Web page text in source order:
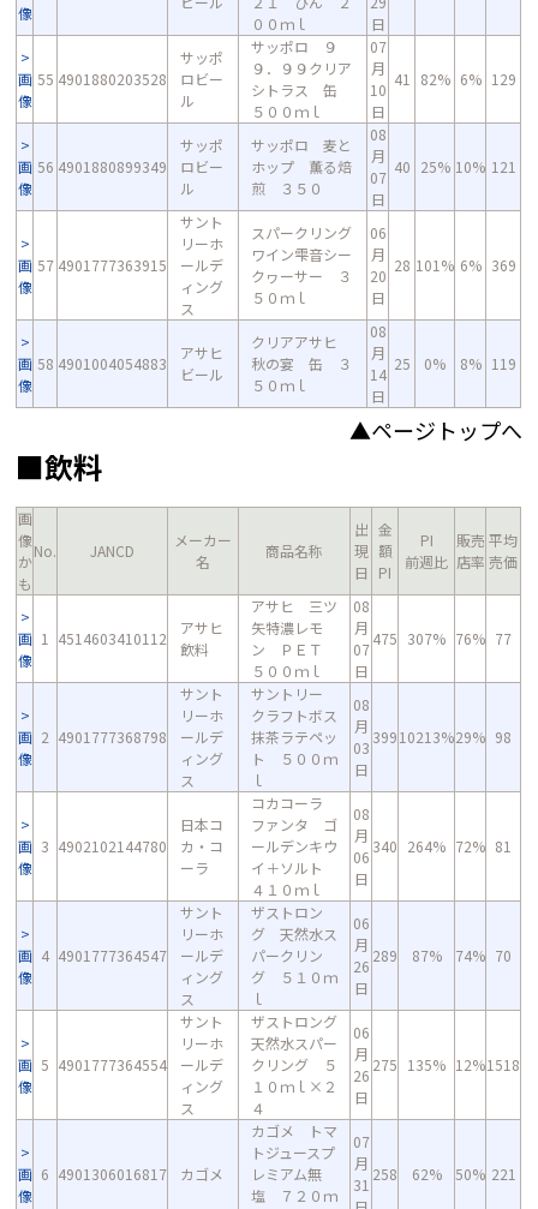
像
００ｍｌ
日
画
像
55 4901880203528
サッポ
ロビー
ル
サッポロ ９
９．９９クリア
シトラス 缶
５００ｍｌ
07
月
10
日
41 82% 6% 129
画
像
56 4901880899349
サッポ
ロビー
ル
サッポロ 麦と
ホップ 薫る焙
煎 ３５０
08
月
07
日
40 25% 10% 121
画
像
57 4901777363915
サント
リーホ
ールデ
ィング
ス
スパークリング
ワイン雫音シー
クヮーサー ３
５０ｍｌ
06
月
20
日
28 101% 6% 369
画
像
58 4901004054883
アサヒ
ビール
クリアアサヒ
秋の宴 缶 ３
５０ｍｌ
08
月
14
日
25 0% 8% 119
▲ページトップへ
■飲料
画
像
か
も
No. JANCD
メーカー
名
商品名称
出
現
日
金
額
PI
PI
前週比
販売
店率
平均
売価
画
像
1 4514603410112
アサヒ
飲料
アサヒ 三ツ
矢特濃レモ
ン ＰＥＴ
５００ｍｌ
08
月
07
日
475 307% 76% 77
画
像
2 4901777368798
サント
リーホ
ールデ
ィング
ス
サントリー
クラフトボス
抹茶ラテペッ
ト ５００ｍ
ｌ
08
月
03
日
39910213%29% 98
画
像
3 4902102144780
日本コ
カ・コ
ーラ
コカコーラ
ファンタ ゴ
ールデンキウ
イ＋ソルト
４１０ｍｌ
08
月
06
日
340 264% 72% 81
画
像
4 4901777364547
サント
リーホ
ールデ
ィング
ス
ザストロン
グ 天然水ス
パークリン
グ ５１０ｍ
ｌ
06
月
26
日
289 87% 74% 70
画
像
5 4901777364554
サント
リーホ
ールデ
ィング
ス
ザストロング
天然水スパー
クリング ５
１０ｍｌ×２
４
06
月
26
日
275 135% 12%1518
画
像
6 4901306016817 カゴメ
カゴメ トマ
トジュースプ
レミアム無
塩 ７２０ｍ
07
月
31
258 62% 50% 221